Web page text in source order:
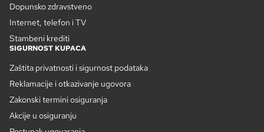
Dopunsko zdravstveno
Internet, telefon i TV
Stambeni krediti
SIGURNOST KUPACA
Zaštita privatnosti i sigurnost podataka
Reklamacije i otkazivanje ugovora
Zakonski termini osiguranja
Akcije u osiguranju